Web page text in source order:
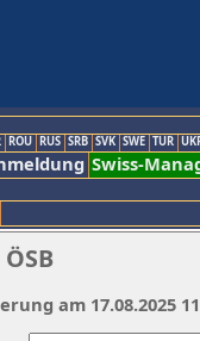
ROU RUS SRB SVK SWE TUR
Swiss-
am 17.08.2025